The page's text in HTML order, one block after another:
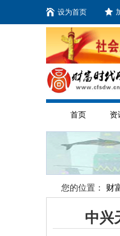
设为首页
首页 资
您的位置： 财
中兴